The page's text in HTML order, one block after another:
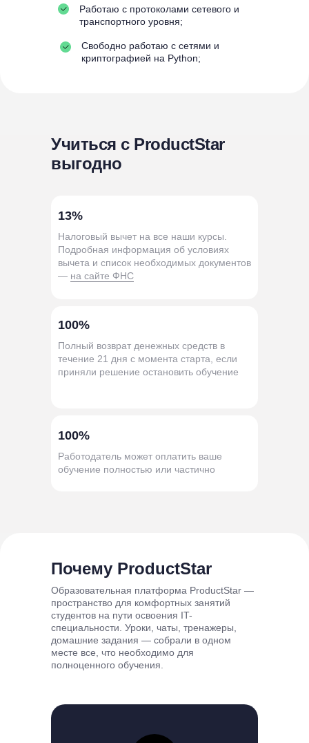
Свободно работаю с сетями и
криптографией на Python;
Работаю с протоколами сетевого и
транспортного уровня;
Учиться с ProductStar
выгодно
Налоговый вычет на все наши курсы.
Подробная информация об условиях
вычета и список необходимых документов
— на сайте ФНC
13%
Полный возврат денежных средств в
течение 21 дня с момента старта, если
приняли решение остановить обучение
100%
Работодатель может оплатить ваше
обучение полностью или частично
100%
Почему ProductStar
Образовательная платформа ProductStar —
пространство для комфортных занятий
студентов на пути освоения IT-
специальности. Уроки, чаты, тренажеры,
домашние задания — собрали в одном
месте все, что необходимо для
полноценного обучения.